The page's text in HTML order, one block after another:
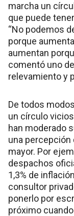
marcha un
que puede
“No podemos
porque
aumentan
comentó uno
relevamiento y
De todos
un círculo
han moderado
una percepción
mayor. Por
despachos
1,3% de
consultor
ponerlo por
próximo